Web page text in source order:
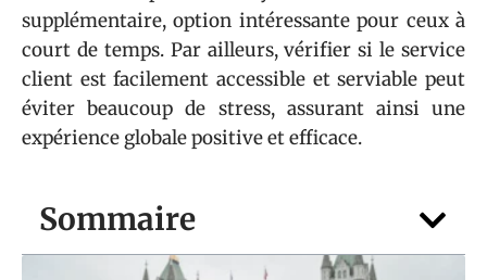
Sommaire
supplémentaire, option intéressante pour ceux à
court de temps. Par ailleurs, vérifier si le service
client est facilement accessible et serviable peut
éviter beaucoup de stress, assurant ainsi une
expérience globale positive et efficace.